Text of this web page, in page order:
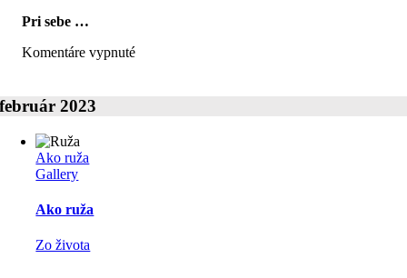
Pri sebe …
Komentáre vypnuténa
február 2023
Ako ruža
Gallery
Ako ruža
Zo života